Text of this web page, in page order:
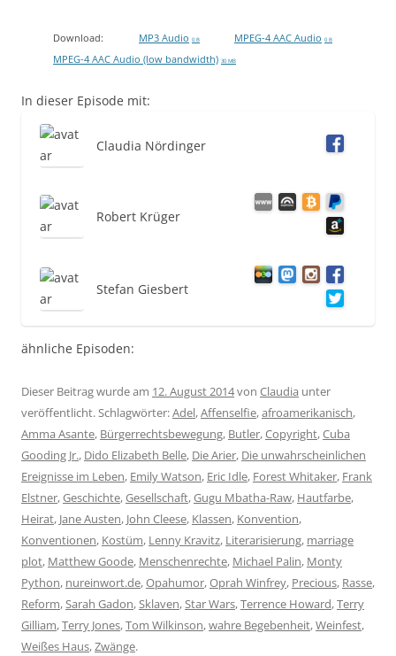
Download: MP3 Audio 0 B MPEG-4 AAC Audio 0 B
MPEG-4 AAC Audio (low bandwidth) 30 MB
In dieser Episode mit:
Claudia Nördinger
Robert Krüger
Stefan Giesbert
ähnliche Episoden:
Dieser Beitrag wurde am 12. August 2014von Claudia unter
veröffentlicht. Schlagwörter:Adel,Affenselfie,afroamerikanisch,
Amma Asante, Bürgerrechtsbewegung, Butler,Copyright,Cuba
Gooding Jr., Dido Elizabeth Belle, Die Arier, Die unwahrscheinlichen
Ereignisse im Leben, Emily Watson, Eric Idle, Forest Whitaker, Frank
Elstner,Geschichte,Gesellschaft,Gugu Mbatha-Raw, Hautfarbe,
Heirat, Jane Austen, John Cleese, Klassen, Konvention,
Konventionen, Kostüm, Lenny Kravitz, Literarisierung, marriage
plot, Matthew Goode, Menschenrechte, Michael Palin, Monty
Python, nureinwort.de,Opahumor,Oprah Winfrey, Precious, Rasse,
Reform,Sarah Gadon,Sklaven,Star Wars,Terrence Howard,Terry
Gilliam,Terry Jones,Tom Wilkinson,wahre Begebenheit,Weinfest,
Weißes Haus,Zwänge.